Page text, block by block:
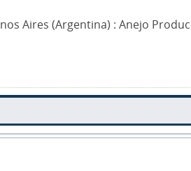
Aires (Argentina) : Anejo